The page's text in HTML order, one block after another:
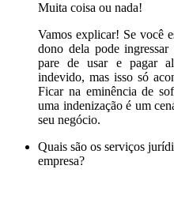
Muita coisa ou nada!
Vamos explicar! Se você
dono dela pode
pare de usar e pagar
indevido, mas isso só
Ficar na eminência de
uma indenização é um
seu negócio.
Quais são os serviços
empresa?